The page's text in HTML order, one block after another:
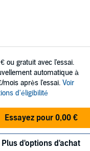
ou gratuit avec l'essai.
automatique à
mois après l'essai. Voir
d'éligibilité
Essayez pour 0,00 €
Plus d'options d'achat